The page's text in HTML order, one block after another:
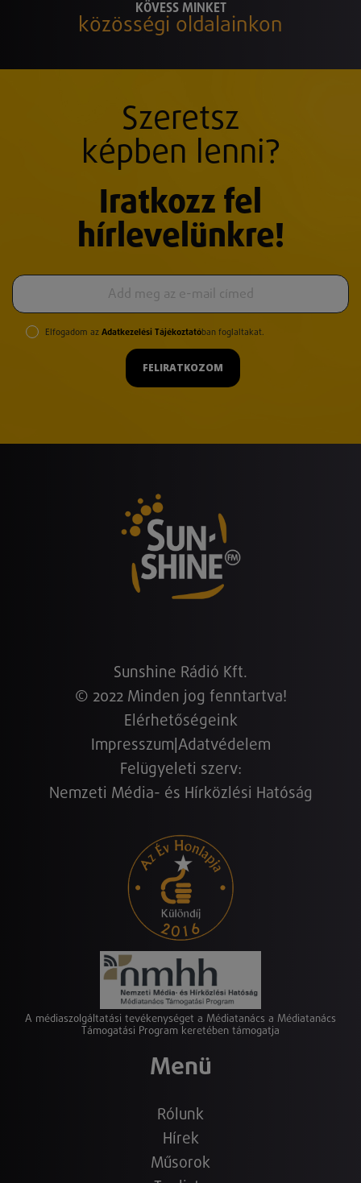
KÖVESS MINKET
közösségi oldalainkon
Szeretsz
képben lenni?
Iratkozz fel
hírlevelünkre!
Elfogadom az Adatkezelési Tájékoztatóban foglaltakat.
FELIRATKOZOM
Sunshine Rádió Kft.
© 2022 Minden jog fenntartva!
Elérhetőségeink
Impresszum Adatvédelem
Felügyeleti szerv:
Nemzeti Média- és Hírközlési Hatóság
A médiaszolgáltatási tevékenységet a Médiatanács a Médiatanács
Támogatási Program keretében támogatja
Menü
Rólunk
Hírek
Műsorok